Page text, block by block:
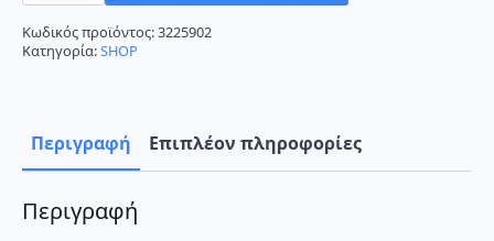
18137
Κλιματιστικό
Inverter
18000
WiFi
ποσότητα
Κωδικός προϊόντος:3225902
Κατηγορία:SHOP
Περιγραφή Επιπλέον πληροφορίες
Περιγραφή